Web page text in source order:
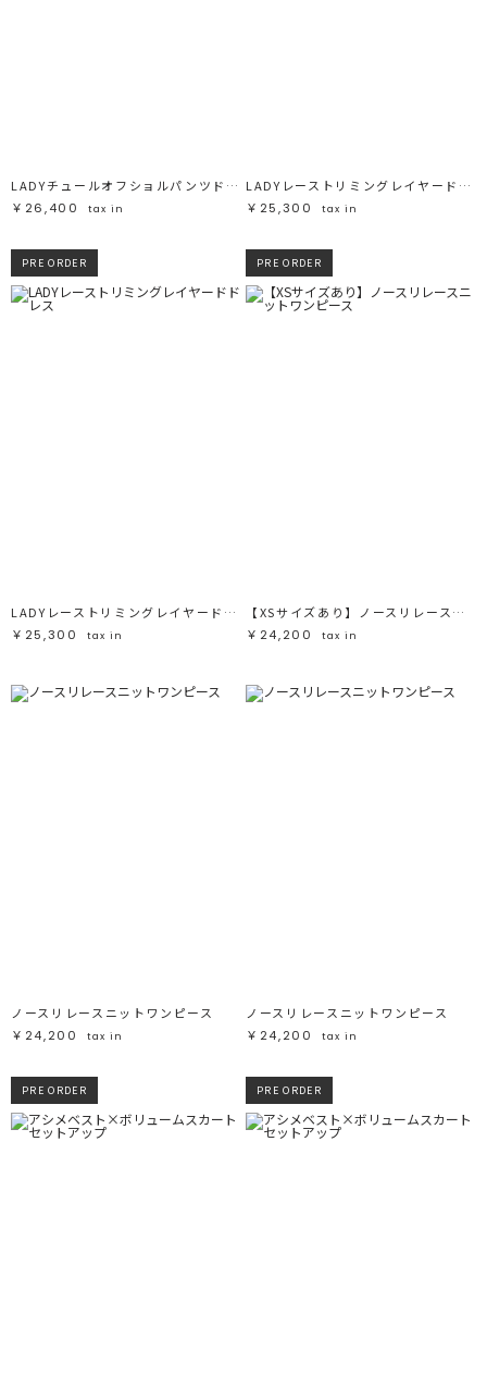
LADYチュールオフショルパンツドレス
￥26,400
tax in
LADYレーストリミングレイヤードドレス
￥25,300
tax in
PRE ORDER
LADYレーストリミングレイヤードドレス
￥25,300
tax in
PRE ORDER
【XSサイズあり】ノースリレースニットワンピース
￥24,200
tax in
ノースリレースニットワンピース
￥24,200
tax in
ノースリレースニットワンピース
￥24,200
tax in
PRE ORDER PRE ORDER